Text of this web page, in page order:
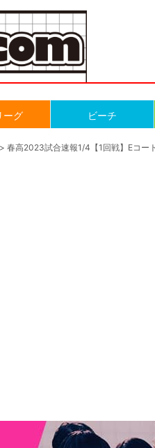
ーグ ビーチ
> 春高2023試合速報1/4【1回戦】Eコー